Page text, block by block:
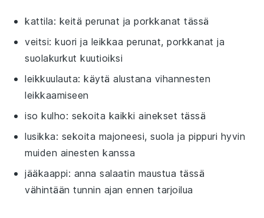
kattila: keitä perunat ja porkkanat tässä
veitsi: kuori ja leikkaa perunat, porkkanat ja
suolakurkut kuutioiksi
leikkuulauta: käytä alustana vihannesten
leikkaamiseen
iso kulho: sekoita kaikki ainekset tässä
lusikka: sekoita majoneesi, suola ja pippuri hyvin
muiden ainesten kanssa
jääkaappi: anna salaatin maustua tässä
vähintään tunnin ajan ennen tarjoilua